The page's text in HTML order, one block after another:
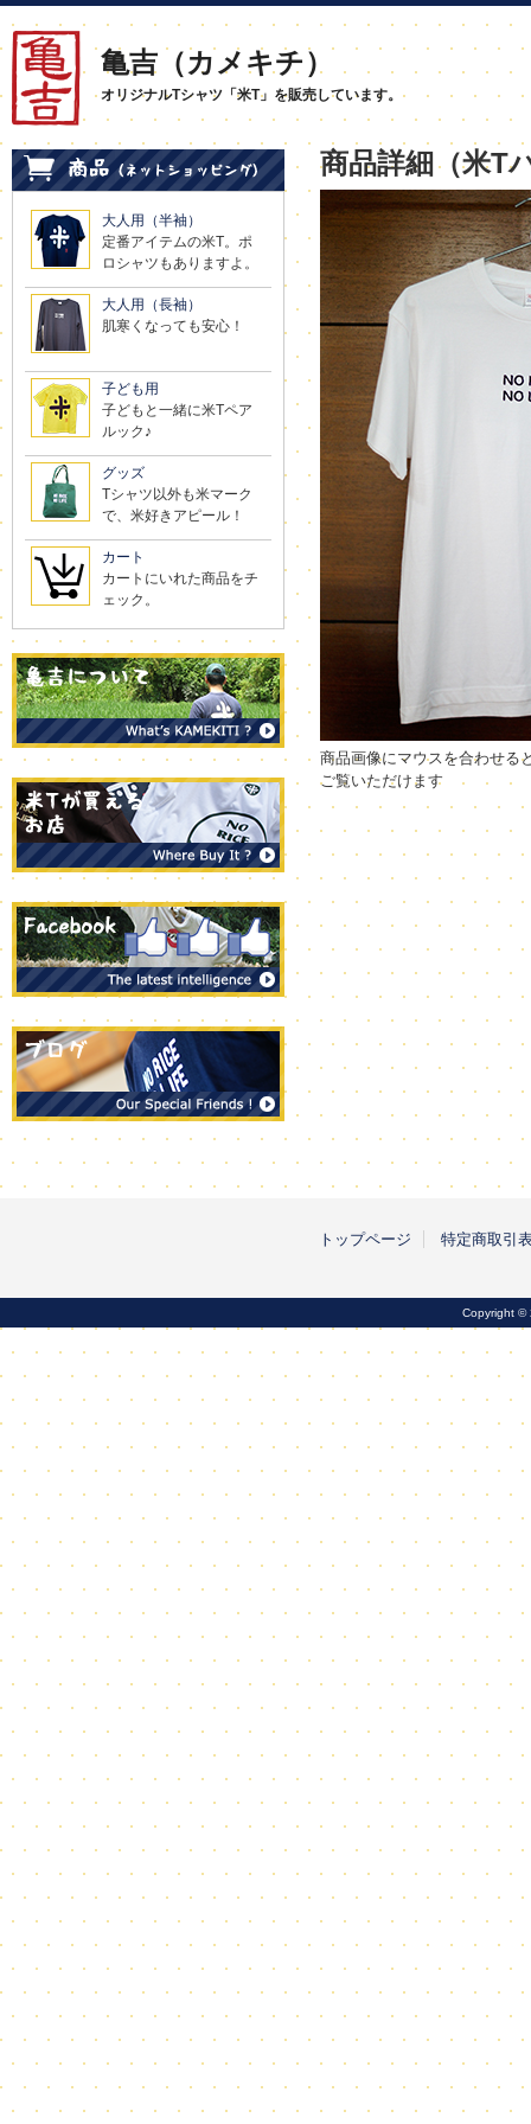
亀吉（カメキチ）
オリジナルTシャツ「米T」を販売しています。
商品詳細（米T
商品画像にマウスを合わせる
ご覧いただけます
大人用（半袖）
定番アイテムの米T。ポ
ロシャツもありますよ。
大人用（長袖）
肌寒くなっても安心！
子ども用
子どもと一緒に米Tペア
ルック♪
グッズ
Tシャツ以外も米マーク
で、米好きアピール！
カート
カートにいれた商品をチ
ェック。
トップページ 特定商取引
Copyright ©